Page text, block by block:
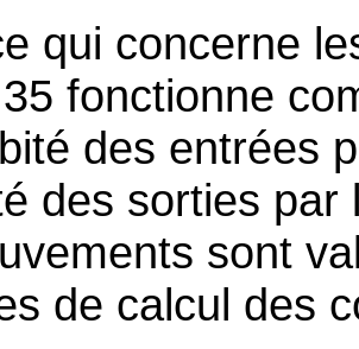
qui concerne
fonctionne
des entrées
des sorties
sont
de calcul des